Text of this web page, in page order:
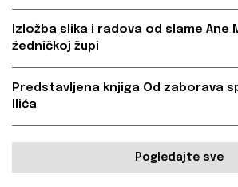
Izložba slika i radova od slame Ane
žedničkoj župi
Predstavljena knjiga Od zaborava
Ilića
Pogledajte sve